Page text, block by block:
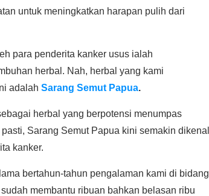
untuk meningkatkan harapan pulih dari
para penderita kanker usus ialah
herbal. Nah, herbal yang kami
adalah Sarang Semut Papua.
herbal yang berpotensi menumpas
Sarang Semut Papua kini semakin dikenal
kanker.
bertahun-tahun pengalaman kami di bidang
membantu ribuan bahkan belasan ribu